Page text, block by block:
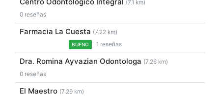
(7.1 km)
0 reseñas
Farmacia La Cuesta (7.22 km)
BUENO 1 reseñas
Dra. Romina Ayvazian Odontologa (7.26 km)
0 reseñas
El Maestro (7.29 km)